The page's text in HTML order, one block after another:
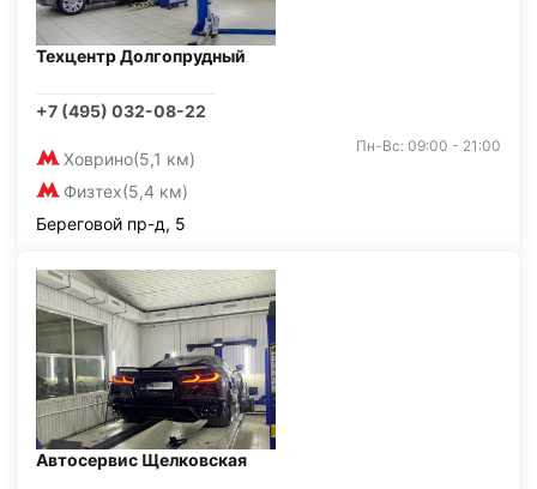
Техцентр Долгопрудный
+7 (495) 032-08-22
Ховрино(5,1 км)
Физтех(5,4 км)
Пн-Вс: 09:00 - 21:00
Береговой пр-д, 5
Автосервис Щелковская